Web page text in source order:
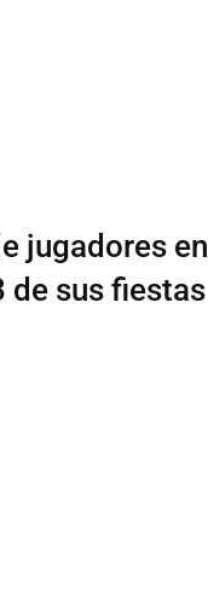
jugadores en
de sus fiestas